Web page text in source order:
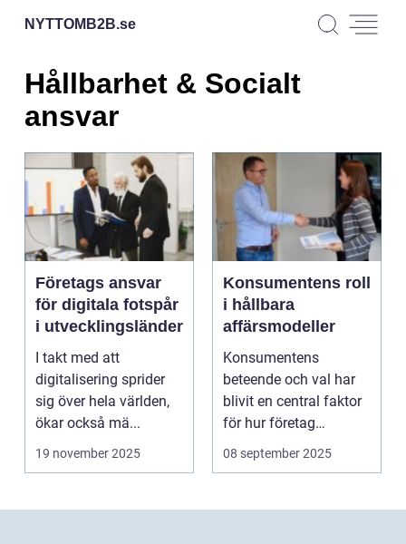
NYTTOMB2B.se
Hållbarhet & Socialt
ansvar
Företags ansvar
för digitala fotspår
i utvecklingsländer
I takt med att
digitalisering sprider
sig över hela världen,
ökar också mä...
19 november 2025
Konsumentens roll
i hållbara
affärsmodeller
Konsumentens
beteende och val har
blivit en central faktor
för hur företag
utformar sina a...
08 september 2025